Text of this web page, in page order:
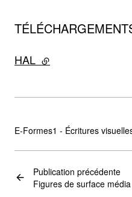
HAL - lien externe
Publication précédente
Figures de surface média
E-Formes1 - Écritures